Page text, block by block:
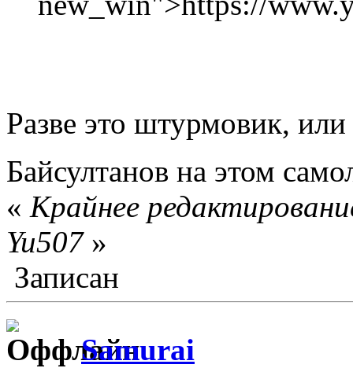
Разве это штурмовик,
Байсултанов на этом
« Крайнее
Yu507»
Записан
Samurai